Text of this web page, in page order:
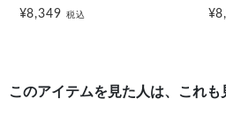
¥8,349税込
このアイテムを見た人は、これも